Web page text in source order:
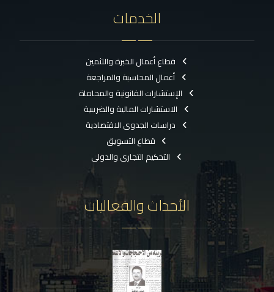
الخدمات
قطاع أعمال الخبرة والتثمين
أعمال المحاسبة والمراجعة
الإستشارات القانونية والمحاماة
الاستشارات المالية والضريبية
دراسات الجدوى الاقتصادية
قطاع التسويق
التحكيم التجارى والدولى
الأحداث والفعاليات